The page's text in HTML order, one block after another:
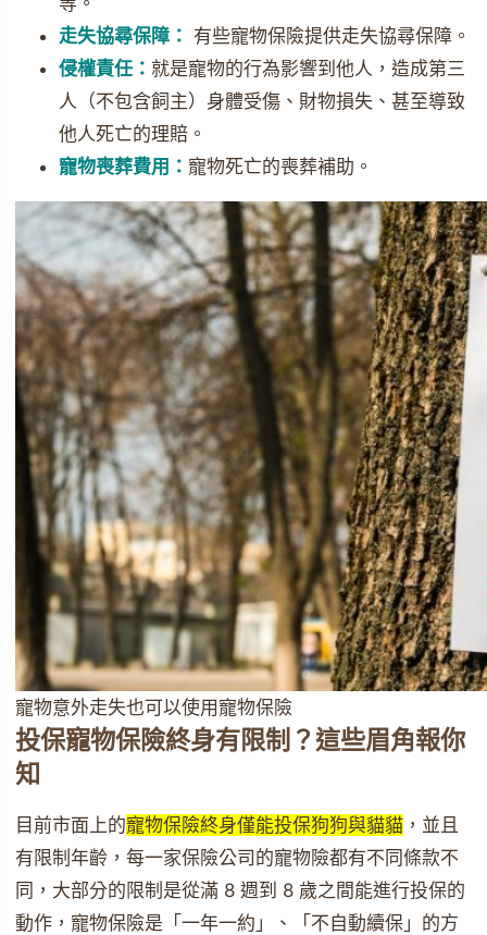
走失協尋保障： 有些寵物保險提供走失協尋保障。
侵權責任： 就是寵物的行為影響到他人，造成第三
人（不包含飼主）身體受傷、財物損失、甚至導致
他人死亡的理賠。
寵物喪葬費用： 寵物死亡的喪葬補助。
寵物意外走失也可以使用寵物保險
投保寵物保險終身有限制？這些眉角報你
知
目前市面上的寵物保險終身僅能投保狗狗與貓貓 ，並且
有限制年齡，每一家保險公司的寵物險都有不同條款不
同，大部分的限制是從滿 8 週到 8 歲之間能進行投保的
動作，寵物保險是「一年一約」、「不自動續保」的方